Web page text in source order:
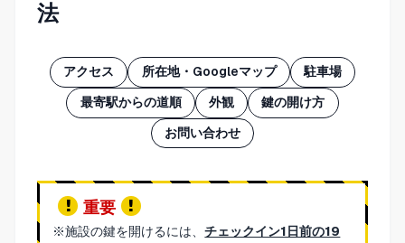
法
アクセス 所在地・Googleマップ 駐車場
最寄駅からの道順 外観 鍵の開け方
お問い合わせ
重要
※施設の鍵を開けるには、チェックイン1日前の19